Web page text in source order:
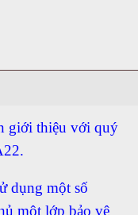
giới thiệu với quý
dụng một số
một lớp bảo vệ